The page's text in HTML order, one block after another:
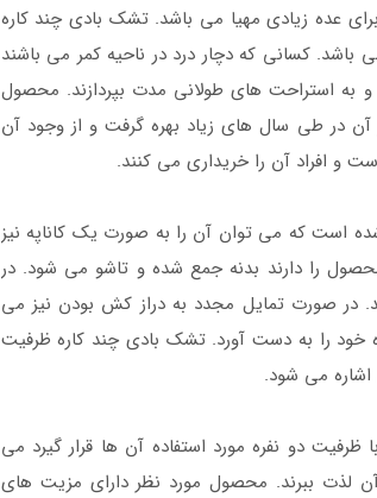
عده زیادی مهیا می باشد. تشک بادی چند کاره
باشد. کسانی که دچار درد در ناحیه کمر می باشند
به استراحت های طولانی مدت بپردازند. محصول
آن در طی سال های زیاد بهره گرفت و از وجود آن
و افراد آن را خریداری می کنند.
است که می توان آن را به صورت یک کاناپه نیز
محصول را دارند بدنه جمع شده و تاشو می شود. در
در صورت تمایل مجدد به دراز کش بودن نیز می
خود را به دست آورد. تشک بادی چند کاره ظرفیت
می شود.
دو نفره مورد استفاده آن ها قرار گیرد می
آن لذت ببرند. محصول مورد نظر دارای مزیت های